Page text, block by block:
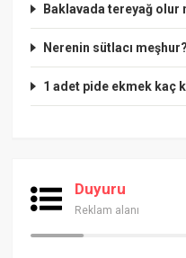
Baklavada tereyağ olur
Nerenin sütlacı meşhur?
1 adet pide ekmek kaç
Duyuru
Reklam alanı